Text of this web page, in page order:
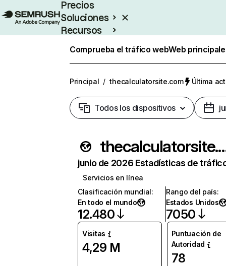
Precios
Soluciones
Recursos
Comprueba el tráfico webWeb
Principal / thecalculatorsite.com Última
Todos los dispositivos
junio de 2026 Estadísticas de
Servicios en línea
Clasificación mundial:
En todo el mundo
12.480
Rango del país:
Estados Unidos
7050
Visitas
4,29 M
Puntuación de
Autoridad
78